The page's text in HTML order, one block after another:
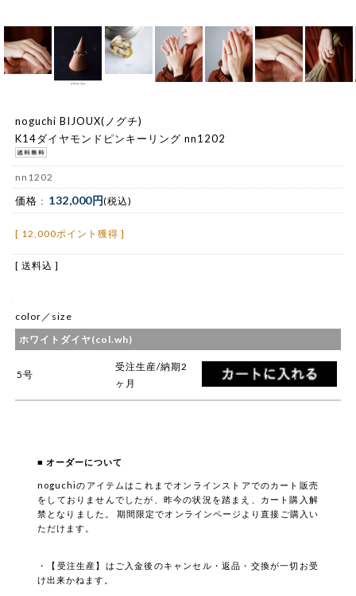
noguchi BIJOUX(ノグチ)
K14ダイヤモンドピンキーリング nn1202
nn1202
価格 : 132,000円(税込)
[ 12,000ポイント獲得 ]
[ 送料込 ]
color／size
ホワイトダイヤ(col.wh)
5号
受注生産/納期2
ヶ月
■ オーダーについて
noguchiのアイテムはこれまでオンラインストアでのカート販売
をしておりませんでしたが、昨今の状況を踏まえ、カート購入解
禁となりました。 期間限定でオンラインページより直接ご購入い
ただけます。
・【受注生産】はご入金後のキャンセル・返品・交換が一切お受
け出来かねます。